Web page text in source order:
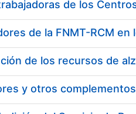
y otros complementos